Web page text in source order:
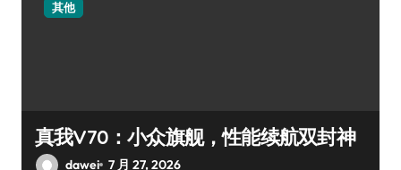
其他
真我V70：小众旗舰，性能续航双封神
dawei 7 月 27, 2026